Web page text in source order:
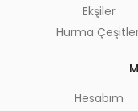
Ekşiler
Hurma
Hesabım